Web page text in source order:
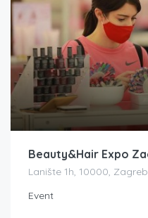
Beauty&Hair Expo
Lanište 1h, 10000,
Event